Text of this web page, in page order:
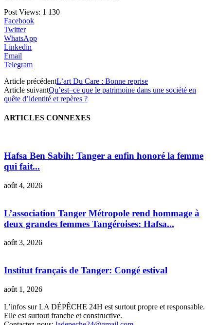
Post Views: 1 130
Facebook
Twitter
WhatsApp
Linkedin
Email
Telegram
Article précédentL’art Du Care : Bonne reprise
Article suivantQu’est–ce que le patrimoine dans une société en
quête d’identité et repères ?
ARTICLES CONNEXES
Hafsa Ben Sabih: Tanger a enfin honoré la femme
qui fait...
août 4, 2026
L’association Tanger Métropole rend hommage à
deux grandes femmes Tangéroises: Hafsa...
août 3, 2026
Institut français de Tanger: Congé estival
août 1, 2026
L’infos sur LA DÉPÊCHE 24H est surtout propre et responsable.
Elle est surtout franche et constructive.